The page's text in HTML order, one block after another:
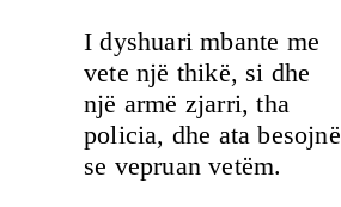
I dyshuari mbante me
vete një thikë, si dhe
një armë zjarri, tha
policia, dhe ata besojnë
se vepruan vetëm.